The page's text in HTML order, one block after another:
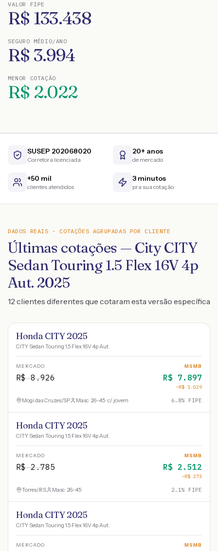
VALOR FIPE
R$ 133.438
SEGURO MÉDIO/ANO
R$ 3.994
MENOR COTAÇÃO
R$ 2.022
SUSEP 202068020
Corretora licenciada
20+ anos
de mercado
+50 mil
clientes atendidos
3 minutos
pra sua cotação
DADOS REAIS · COTAÇÕES AGRUPADAS POR CLIENTE
Últimas cotações — City CITY
Sedan Touring 1.5 Flex 16V 4p
Aut. 2025
12 clientes diferentes que cotaram esta versão específica
Honda CITY 2025
CITY Sedan Touring 1.5 Flex 16V 4p Aut.
MERCADO
R$8.926
MSMB
R$ 7.897
−R$ 1.029
Mogi das Cruzes/SP Masc · 26-45 · c/ jovem 6.8% FIPE
Honda CITY 2025
CITY Sedan Touring 1.5 Flex 16V 4p Aut.
MERCADO
R$2.785
MSMB
R$ 2.512
−R$ 273
Torres/RS Masc · 26-45 2.1% FIPE
Honda CITY 2025
CITY Sedan Touring 1.5 Flex 16V 4p Aut.
MERCADO MSMB